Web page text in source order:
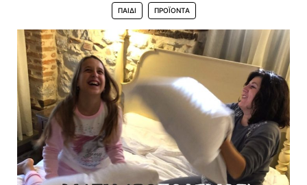
ΠΑΙΔΊ ΠΡΟΪΟΝΤΑ